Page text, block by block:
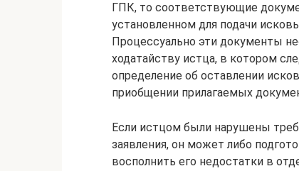
ГПК, то соответствующие
установленном для подачи
Процессуально эти документы
ходатайству истца, в котором
определение об оставлении
приобщении прилагаемых
Если истцом были нарушены
заявления, он может либо
восполнить его недостатки в